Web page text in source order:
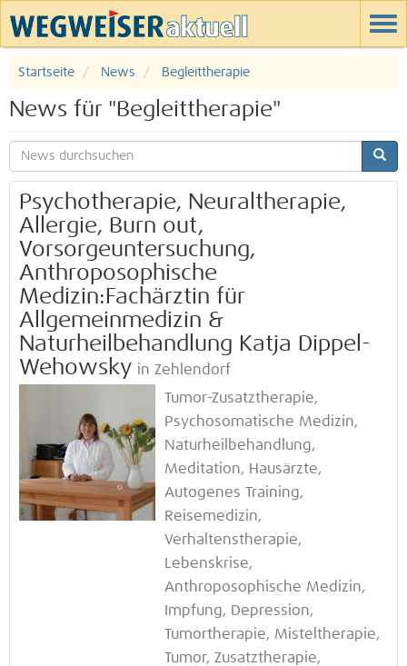
Startseite News Begleittherapie
News für "Begleittherapie"
Psychotherapie, Neuraltherapie,
Allergie, Burn out,
Vorsorgeuntersuchung,
Anthroposophische
Medizin:Fachärztin für
Allgemeinmedizin &
Naturheilbehandlung Katja Dippel-
Wehowsky in Zehlendorf
Tumor-Zusatztherapie,
Psychosomatische Medizin,
Naturheilbehandlung,
Meditation, Hausärzte,
Autogenes Training,
Reisemedizin,
Verhaltenstherapie,
Lebenskrise,
Anthroposophische Medizin,
Impfung, Depression,
Tumortherapie, Misteltherapie,
Tumor, Zusatztherapie,